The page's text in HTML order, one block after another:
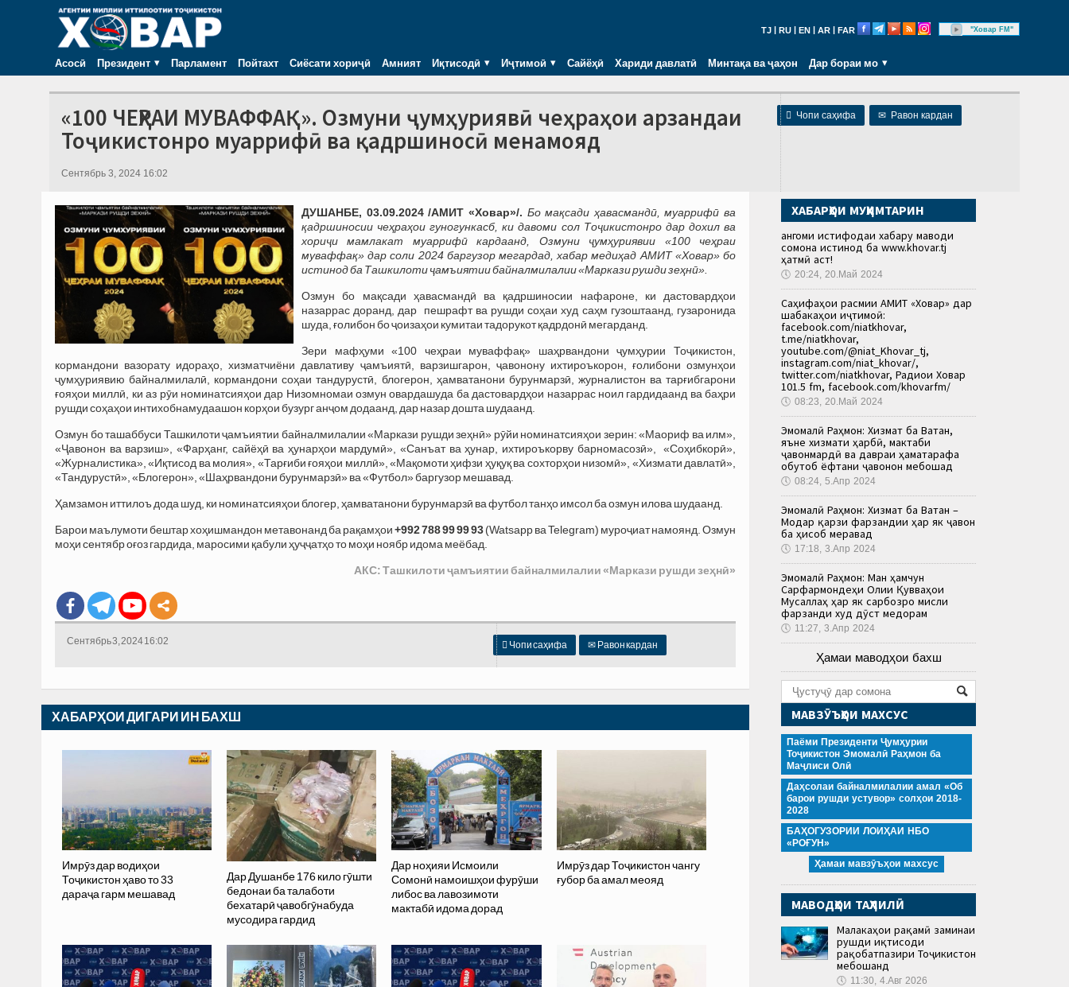
TJ RU EN AR FAR "Ховар FM"
Асосӣ Президент Парламент Пойтахт Сиёсати хориҷӣ Амният Иқтисодӣ Иҷтимоӣ Сайёҳӣ Хариди давлатӣ Минтақа ва ҷаҳон Дар бораи мо
 Чопи саҳифа ✉ Равон кардан
«100 ЧЕҲРАИ МУВАФФАҚ». Озмуни ҷумҳуриявӣ чеҳраҳои арзандаи
Тоҷикистонро муаррифӣ ва қадршиносӣ менамояд
Сентябрь 3, 2024 16:02
ДУШАНБЕ, 03.09.2024 /АМИТ «Ховар»/. Бо мақсади ҳавасмандӣ, муаррифӣ ва
қадршиносии чеҳраҳои гуногункасб, ки давоми сол Тоҷикистонро дар дохил ва
хориҷи мамлакат муаррифӣ кардаанд, Озмуни ҷумҳуриявии «100 чеҳраи
муваффақ» дар соли 2024 баргузор мегардад, хабар медиҳад АМИТ «Ховар» бо
истинод ба Ташкилоти ҷамъиятии байналмилалии «Маркази рушди зеҳнӣ».
Озмун бо мақсади ҳавасмандӣ ва қадршиносии нафароне, ки дастовардҳои
назаррас доранд, дар пешрафт ва рушди соҳаи худ саҳм гузоштаанд, гузаронида
шуда, ғолибон бо ҷоизаҳои кумитаи тадорукот қадрдонӣ мегарданд.
Зери мафҳуми «100 чеҳраи муваффақ» шаҳрвандони ҷумҳурии Тоҷикистон,
кормандони вазорату идораҳо, хизматчиёни давлативу ҷамъиятӣ, варзишгарон, ҷавонону ихтироъкорон, ғолибони озмунҳои
ҷумҳуриявию байналмилалӣ, кормандони соҳаи тандурустӣ, блогерон, ҳамватанони бурунмарзӣ, журналистон ва тарғибгарони
ғояҳои миллӣ, ки аз рӯи номинатсияҳои дар Низомномаи озмун овардашуда ба дастовардҳои назаррас ноил гардидаанд ва баҳри
рушди соҳаҳои интихобнамудаашон корҳои бузург анҷом додаанд, дар назар дошта шудаанд.
Озмун бо ташаббуси Ташкилоти ҷамъиятии байналмилалии «Маркази рушди зеҳнӣ» рӯйи номинатсияҳои зерин: «Маориф ва илм»,
«Ҷавонон ва варзиш», «Фарҳанг, сайёҳӣ ва ҳунарҳои мардумӣ», «Санъат ва ҳунар, ихтироъкорву барномасозӣ», «Соҳибкорӣ»,
«Журналистика», «Иқтисод ва молия», «Тарғиби ғояҳои миллӣ», «Мақомоти ҳифзи ҳуқуқ ва сохторҳои низомӣ», «Хизмати давлатӣ»,
«Тандурустӣ», «Блогерон», «Шаҳрвандони бурунмарзӣ» ва «Футбол» баргузор мешавад.
Ҳамзамон иттилоъ дода шуд, ки номинатсияҳои блогер, ҳамватанони бурунмарзӣ ва футбол танҳо имсол ба озмун илова шудаанд.
Барои маълумоти бештар хоҳишмандон метавонанд ба рақамҳои+992 788 99 99 93(Watsapp ва Telegram) муроҷиат намоянд. Озмун
моҳи сентябр оғоз гардида, маросими қабули ҳуҷҷатҳо то моҳи ноябр идома меёбад.
АКС: Ташкилоти ҷамъиятии байналмилалии «Маркази рушди зеҳнӣ»
 Чопи саҳифа ✉ Равон кардан
Сентябрь 3, 2024 16:02
ХАБАРҲОИ ДИГАРИ ИН БАХШ
Имрӯз дар водиҳои
Тоҷикистон ҳаво то 33
дараҷа гарм мешавад
Дар Душанбе 176 кило гӯшти
бедонаи ба талаботи
бехатарӣ ҷавобгӯнабуда
мусодира гардид
Дар ноҳияи Исмоили
Сомонӣ намоишҳои фурӯши
либос ва лавозимоти
мактабӣ идома дорад
Имрӯз дар Тоҷикистон чангу
ғубор ба амал меояд
ХАБАРҲОИ МУҲИМТАРИН
Ҳангоми истифодаи хабару маводи
сомона истинод ба www.khovar.tj
ҳатмӣ аст!
🕔 20:24, 20.Май 2024
Саҳифаҳои расмии АМИТ «Ховар» дар
шабакаҳои иҷтимоӣ:
facebook.com/niatkhovar,
t.me/niatkhovar,
youtube.com/@niat_Khovar_tj,
instagram.com/niat_khovar/,
twitter.com/niatkhovar, Радиои Ховар
101.5 fm, facebook.com/khovarfm/
🕔 08:23, 20.Май 2024
Эмомалӣ Раҳмон: Хизмат ба Ватан,
яъне хизмати ҳарбӣ, мактаби
ҷавонмардӣ ва давраи ҳаматарафа
обутоб ёфтани ҷавонон мебошад
🕔 08:24, 5.Апр 2024
Эмомалӣ Раҳмон: Хизмат ба Ватан –
Модар қарзи фарзандии ҳар як ҷавон
ба ҳисоб меравад
🕔 17:18, 3.Апр 2024
Эмомалӣ Раҳмон: Ман ҳамчун
Сарфармондеҳи Олии Қувваҳои
Мусаллаҳ ҳар як сарбозро мисли
фарзанди худ дӯст медорам
🕔 11:27, 3.Апр 2024
Ҳамаи маводҳои бахш
МАВЗӮЪҲОИ МАХСУС
Паёми Президенти Ҷумҳурии
Тоҷикистон Эмомалӣ Раҳмон ба
Маҷлиси Олӣ
Даҳсолаи байналмилалии амал «Об
барои рушди устувор» солҳои 2018-
2028
БАҲОГУЗОРИИ ЛОИҲАИ НБО
«РОҒУН»
Ҳамаи мавзӯъҳои махсус
МАВОДҲОИ ТАҲЛИЛӢ
Малакаҳои рақамӣ заминаи
рушди иқтисоди
рақобатпазири Тоҷикистон
мебошанд
🕔 11:30, 4.Авг 2026